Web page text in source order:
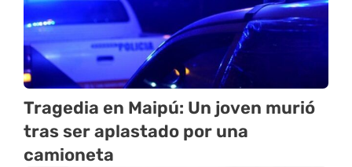
Tragedia en Maipú: Un joven murió
tras ser aplastado por una
camioneta